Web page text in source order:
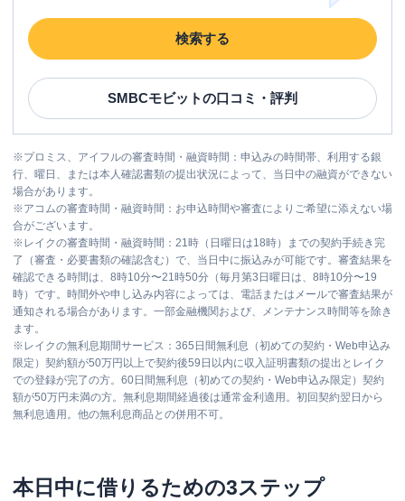
検索する
SMBCモビットの口コミ・評判
※プロミス、アイフルの審査時間・融資時間：申込みの時間帯、利用する銀
行、曜日、または本人確認書類の提出状況によって、当日中の融資ができない
場合があります。
※アコムの審査時間・融資時間：お申込時間や審査によりご希望に添えない場
合がございます。
※ レイクの審査時間・融資時間：21時（日曜日は18時）までの契約手続き完
了（審査・必要書類の確認含む）で、当日中に振込みが可能です。審査結果を
確認できる時間は、8時10分〜21時50分（毎月第3日曜日は、8時10分〜19
時）です。時間外や申し込み内容によっては、電話またはメールで審査結果が
通知される場合があります。一部金融機関および、メンテナンス時間等を除き
ます。
※ レイクの無利息期間サービス：365日間無利息（初めての契約・Web申込み
限定）契約額が50万円以上で契約後59日以内に収入証明書類の提出とレイク
での登録が完了の方。60日間無利息（初めての契約・Web申込み限定）契約
額が50万円未満の方。無利息期間経過後は通常金利適用。初回契約翌日から
無利息適用。他の無利息商品との併用不可。
本日中に借りるための3ステップ